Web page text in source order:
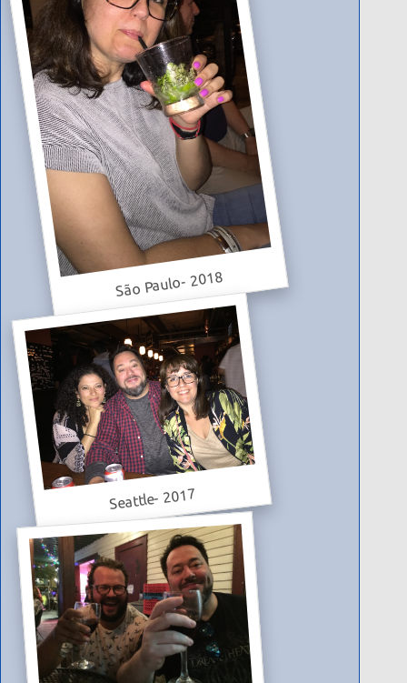
São Paulo- 2018
Seattle- 2017